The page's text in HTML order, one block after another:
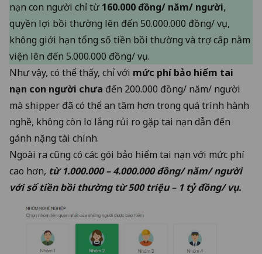
nạn con người chỉ từ160.000 đồng/ năm/ người,
quyền lợi bồi thường lên đến 50.000.000 đồng/ vụ,
không giới hạn tổng số tiền bồi thường và trợ cấp nằm
viện lên đến 5.000.000 đồng/ vụ.
Như vậy, có thể thấy, chỉ với mức phí bảo hiểm tai
nạn con người chưa đến 200.000 đồng/ năm/ người
mà shipper đã có thể an tâm hơn trong quá trình hành
nghề, không còn lo lắng rủi ro gặp tai nạn dẫn đến
gánh nặng tài chính.
Ngoài ra cũng có các gói bảo hiểm tai nạn với mức phí
cao hơn, từ 1.000.000 – 4.000.000 đồng/ năm/ người
với số tiền bồi thường từ 500 triệu – 1 tỷ đồng/ vụ.